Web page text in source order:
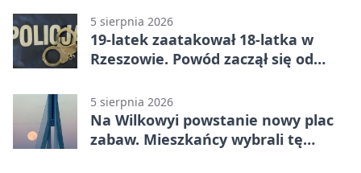
5 sierpnia 2026
19-latek zaatakował 18-latka w
Rzeszowie. Powód zaczął się od
5 sierpnia 2026
Na Wilkowyi powstanie nowy plac
zabaw. Mieszkańcy wybrali tę